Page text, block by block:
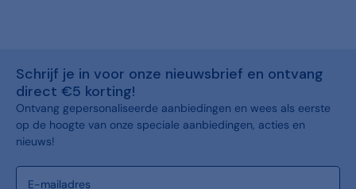
Schrijf je in voor onze nieuwsbrief en ontvang
direct €5 korting!
Ontvang gepersonaliseerde aanbiedingen en wees als eerste
op de hoogte van onze speciale aanbiedingen, acties en
nieuws!